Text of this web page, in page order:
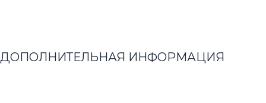
ДОПОЛНИТЕЛЬНАЯ ИНФОРМАЦИЯ